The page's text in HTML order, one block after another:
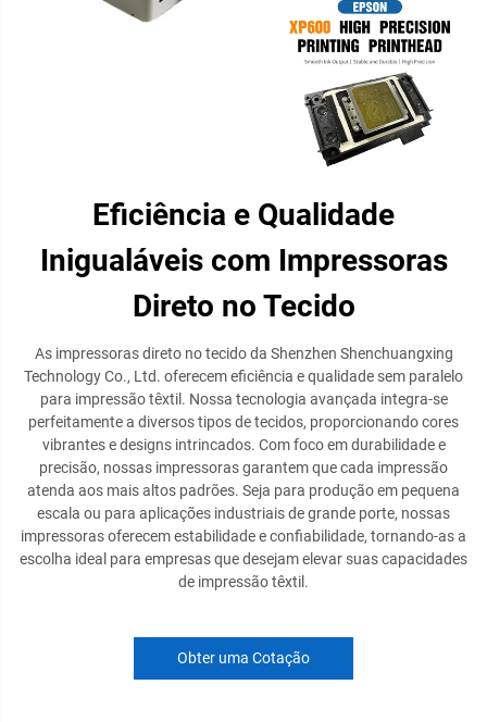
Eficiência e Qualidade
Inigualáveis com Impressoras
Direto no Tecido
As impressoras direto no tecido da Shenzhen Shenchuangxing
Technology Co., Ltd. oferecem eficiência e qualidade sem paralelo
para impressão têxtil. Nossa tecnologia avançada integra-se
perfeitamente a diversos tipos de tecidos, proporcionando cores
vibrantes e designs intrincados. Com foco em durabilidade e
precisão, nossas impressoras garantem que cada impressão
atenda aos mais altos padrões. Seja para produção em pequena
escala ou para aplicações industriais de grande porte, nossas
impressoras oferecem estabilidade e confiabilidade, tornando-as a
escolha ideal para empresas que desejam elevar suas capacidades
de impressão têxtil.
Obter uma Cotação